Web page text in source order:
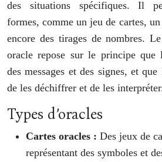
des situations spécifiques. Il
formes, comme un jeu de cartes,
encore des tirages de nombres.
oracle repose sur le principe que
des messages et des signes, et
de les déchiffrer et de les
Types d’oracles
Cartes oracles : Des jeux de
représentant des symboles et